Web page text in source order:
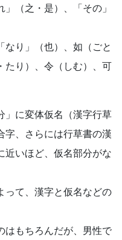
（之・是）、「その」
り」（也）、如（ごと
たり）、令（しむ）、可
」に変体仮名（漢字行草
字、さらには行草書の漢
近いほど、仮名部分がな
って、漢字と仮名などの
はもちろんだが、男性で